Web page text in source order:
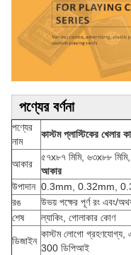
পণ্যের বর্ণনা
পণ্যের
নাম
কাস্টম প্লাস্টিকের খেলার
আকার
৫৭x৮৭ মিমি, ৬৩x৮৮
আকার
উপাদান 0.3mm, 0.32mm,
রঙ
উভয় পক্ষের পূর্ণ রং এবং/
শেষ
ল্যাকিং, গোলাকার কোণ
ডিজাইন
কাস্টম লোগো
300 ডিপিআই